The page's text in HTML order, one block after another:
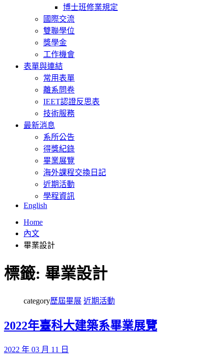
博士班修業規定
國際交流
雙聯學位
獎學金
工作機會
表單與連結
常用表單
離系問卷
IEET認證反思表
技術服務
最新消息
系所公告
得獎紀錄
畢業展覽
海外課程交換日記
近期活動
學程資訊
English
Home
內文
畢業設計
標籤: 畢業設計
category歷屆畢展 近期活動
2022年臺科大建築系畢業展覽
2022 年 03 月 11 日